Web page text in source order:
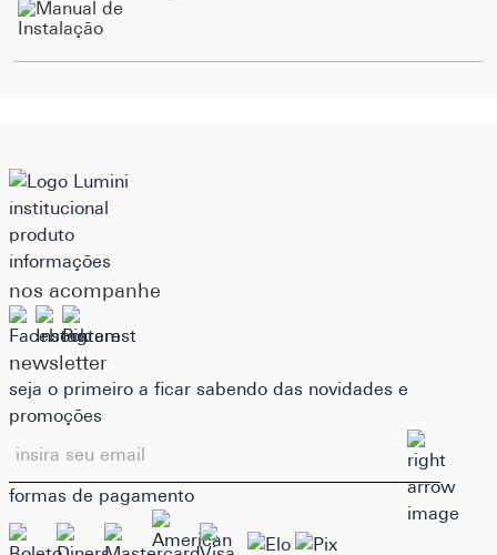
institucional
produto
informações
nos acompanhe
newsletter
seja o primeiro a ficar sabendo das novidades e
promoções
formas de pagamento